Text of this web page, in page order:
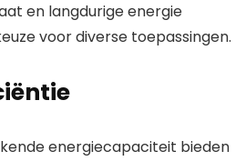
en langdurige energie
voor diverse toepassingen.
energiecapaciteit bieden